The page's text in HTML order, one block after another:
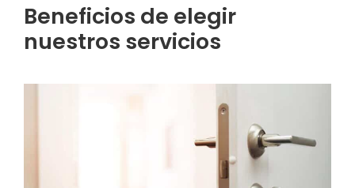
Beneficios de elegir
nuestros servicios